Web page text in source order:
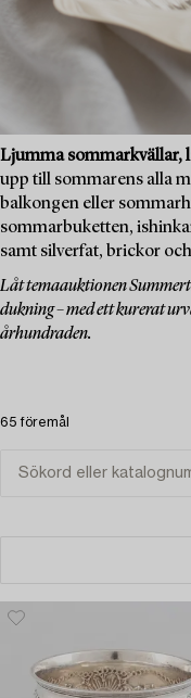
Ljumma sommarkvällar,
upp till sommarens alla
balkongen eller
sommarbuketten,
samt silverfat, brickor
Låt temaauktionen
dukning – med ett kurerat
århundraden.
65 föremål